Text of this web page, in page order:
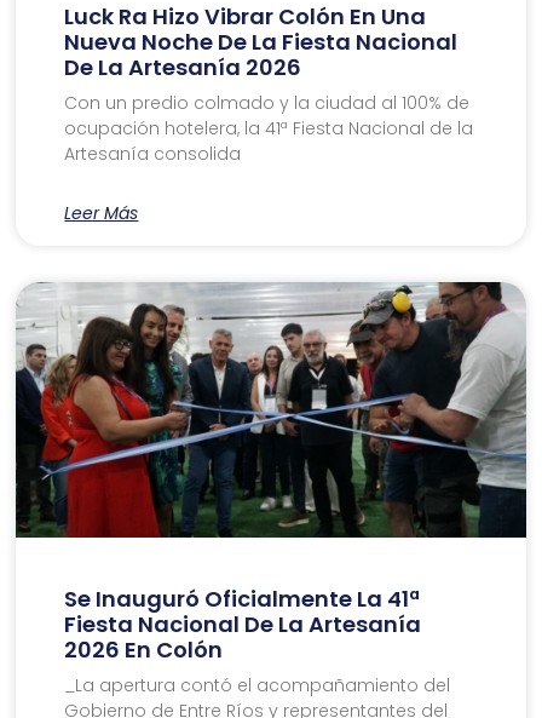
Luck Ra Hizo Vibrar Colón En Una
Nueva Noche De La Fiesta Nacional
De La Artesanía 2026
Con un predio colmado y la ciudad al 100% de
ocupación hotelera, la 41ª Fiesta Nacional de la
Artesanía consolida
Leer Más
Se Inauguró Oficialmente La 41ª
Fiesta Nacional De La Artesanía
2026 En Colón
_La apertura contó el acompañamiento del
Gobierno de Entre Ríos y representantes del